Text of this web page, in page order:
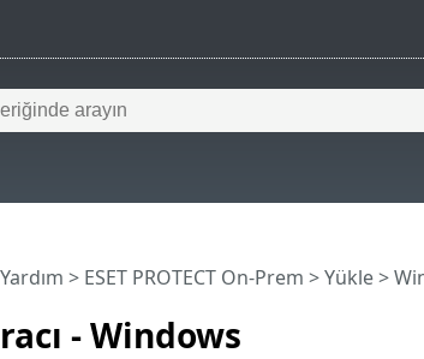
- Windows
> ESET PROTECT On-Prem >Yükle>